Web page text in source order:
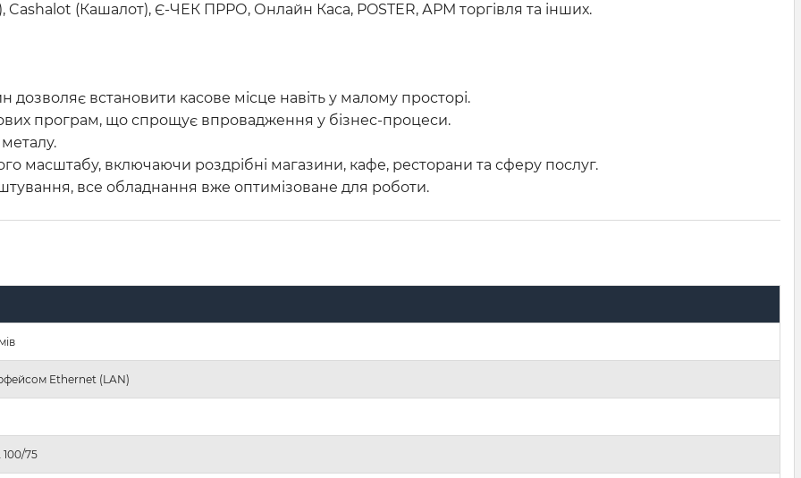
Cashalot (Кашалот), Є-ЧЕК ПРРО, Онлайн Каса, POSTER, АРМ торгівля та інших.
дозволяє встановити касове місце навіть у малому просторі.
програм, що спрощує впровадження у бізнес-процеси.
масштабу, включаючи роздрібні магазини, кафе, ресторани та сферу послуг.
все обладнання вже оптимізоване для роботи.
Ethernet (LAN)
75